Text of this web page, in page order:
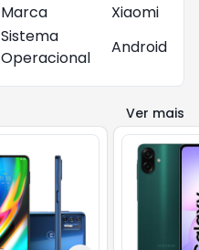
Marca
Xiaomi
Sistema
Operacional
Android
Ver mais